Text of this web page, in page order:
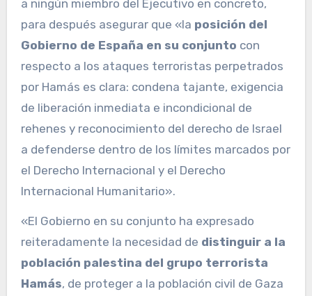
a ningún miembro del Ejecutivo en concreto,
para después asegurar que «la posición del
Gobierno de España en su conjunto con
respecto a los ataques terroristas perpetrados
por Hamás es clara: condena tajante, exigencia
de liberación inmediata e incondicional de
rehenes y reconocimiento del derecho de Israel
a defenderse dentro de los límites marcados por
el Derecho Internacional y el Derecho
Internacional Humanitario».
«El Gobierno en su conjunto ha expresado
reiteradamente la necesidad de distinguir a la
población palestina del grupo terrorista
Hamás, de proteger a la población civil de Gaza